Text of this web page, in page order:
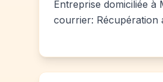
Entreprise domiciliée à
courrier: Récupération